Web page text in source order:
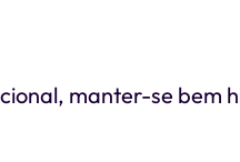
manter-se bem